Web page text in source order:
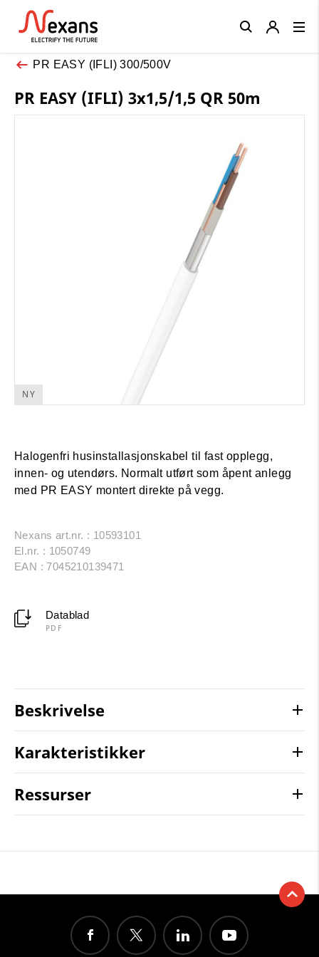
PR EASY (IFLI) 300/500V
PR EASY (IFLI) 3x1,5/1,5 QR 50m
NY
Halogenfri husinstallasjonskabel til fast opplegg,
innen- og utendørs. Normalt utført som åpent anlegg
med PR EASY montert direkte på vegg.
Nexans art.nr. : 10593101
El.nr. : 1050749
EAN : 7045210139471
Datablad
PDF
Beskrivelse
Karakteristikker
Ressurser
Close